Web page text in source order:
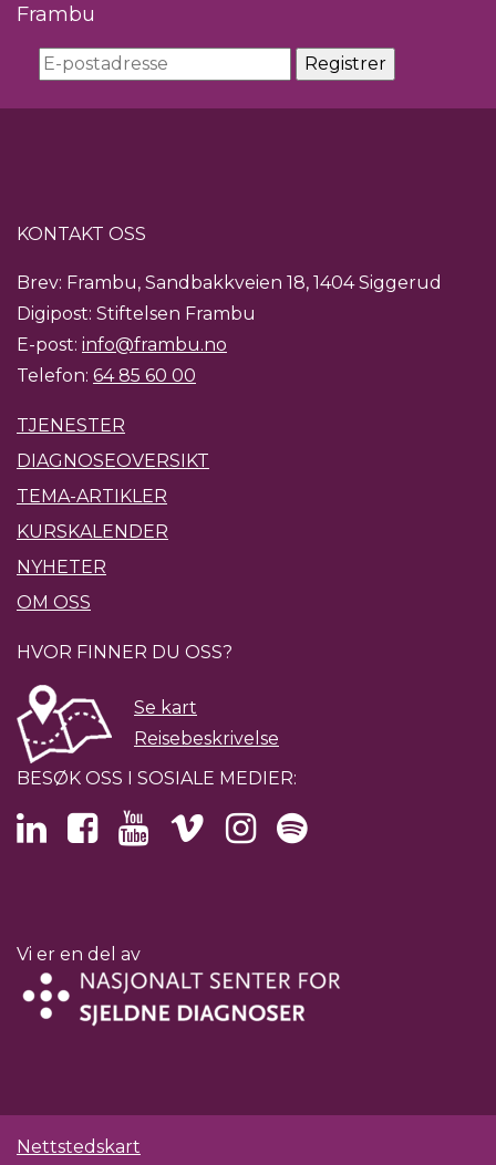
Frambu
KONTAKT OSS
Brev: Frambu, Sandbakkveien 18, 1404 Siggerud
Digipost: Stiftelsen Frambu
E-post: info@frambu.no
Telefon: 64 85 60 00
TJENESTER
DIAGNOSEOVERSIKT
TEMA-ARTIKLER
KURSKALENDER
NYHETER
OM OSS
HVOR FINNER DU OSS?
Se kart
Reisebeskrivelse
BESØK OSS I SOSIALE MEDIER:
Vi er en del av
Nettstedskart